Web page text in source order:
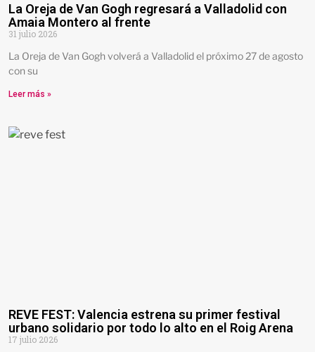
La Oreja de Van Gogh regresará a Valladolid con
Amaia Montero al frente
31 julio 2026
La Oreja de Van Gogh volverá a Valladolid el próximo 27 de agosto
con su
Leer más »
REVE FEST: Valencia estrena su primer festival
urbano solidario por todo lo alto en el Roig Arena
17 julio 2026